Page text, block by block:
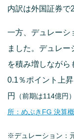
内訳は外国証券で
一方、デュレーシ
ました。デュレ
を積み増しながら
0.1％ポイント上
円
（前期は114億円）
所：めぶきFG 決算概
※デュレーション：